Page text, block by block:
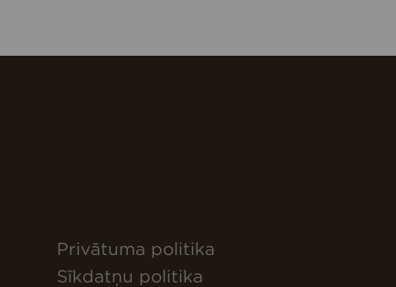
Privātuma politika
Sīkdatņu politika